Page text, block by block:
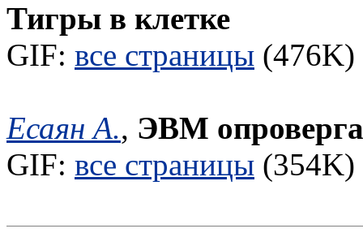
Тигры в клетке
GIF: все страницы
Есаян А., ЭВМ
GIF: все страницы